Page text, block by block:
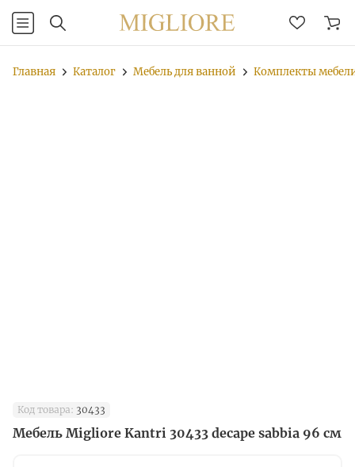
Главная Каталог Мебель для ванной Комплекты
Код товара: 30433
Мебель Migliore Kantri 30433 decape sabbia 96 см